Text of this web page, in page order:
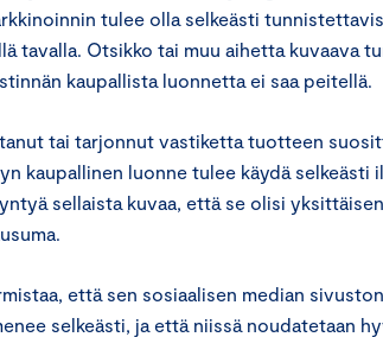
tulee olla selkeästi
tavalla. Otsikko tai muu aihetta kuvaava
kaupallista luonnetta ei saa peitellä.
tai tarjonnut vastiketta tuotteen
kaupallinen luonne tulee käydä selkeästi
sellaista kuvaa, että se olisi
että sen sosiaalisen median
selkeästi, ja että niissä noudatetaan